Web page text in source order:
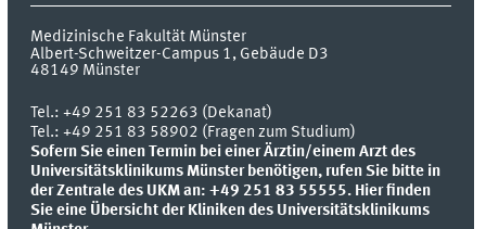
Medizinische Fakultät Münster
Albert-Schweitzer-Campus 1, Gebäude D3
48149 Münster
Tel.:+49 251 83 52263 (Dekanat)
Tel.: +49 251 83 58902 (Fragen zum Studium)
Sofern Sie einen Termin bei einer Ärztin/einem Arzt des
Universitätsklinikums Münster benötigen, rufen Sie bitte in
der Zentrale des UKM an: +49 251 83 55555. Hier finden
Sie eine Übersicht der Kliniken des Universitätsklinikums